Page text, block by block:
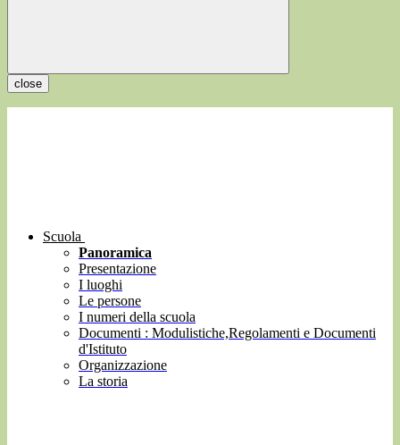
close
Scuola
Panoramica
Presentazione
I luoghi
Le persone
I numeri della scuola
Documenti : Modulistiche,Regolamenti e Documenti
d'Istituto
Organizzazione
La storia